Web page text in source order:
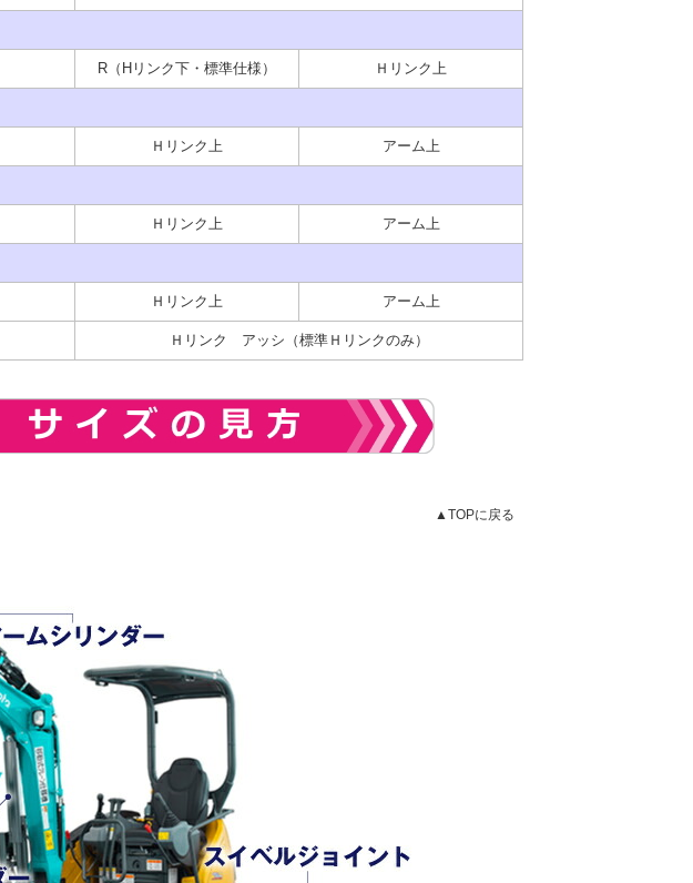
R（Hリンク下・標準仕様） Ｈリンク上
Ｈリンク上 アーム上
Ｈリンク上 アーム上
Ｈリンク上 アーム上
Ｈリンク アッシ（標準Ｈリンクのみ）
▲TOPに戻る